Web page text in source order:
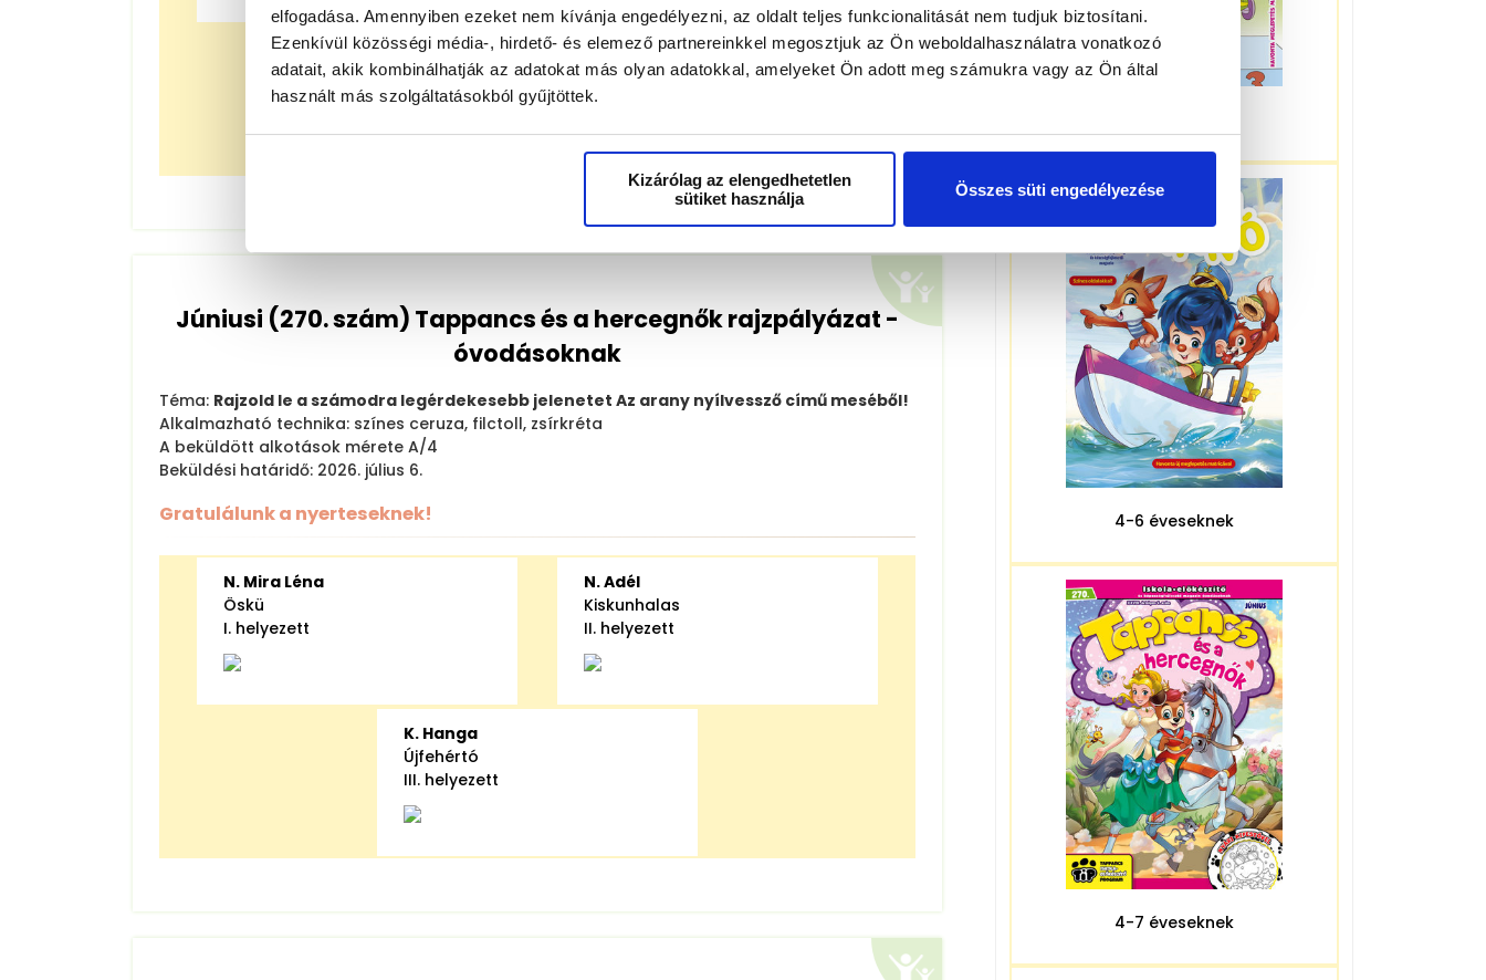
elfogadása. Amennyiben ezeket nem kívánja engedélyezni, az oldalt teljes funkcionalitását nem tudjuk biztosítani.
Ezenkívül közösségi média-, hirdető- és elemező partnereinkkel megosztjuk az Ön weboldalhasználatra vonatkozó
adatait, akik kombinálhatják az adatokat más olyan adatokkal, amelyeket Ön adott meg számukra vagy az Ön által
használt más szolgáltatásokból gyűjtöttek.
Kizárólag az elengedhetetlen
sütiket használja
Összes süti engedélyezése
K. Kristóf
Debrecen
III. helyezett
Júniusi (270. szám) Tappancs és a hercegnők rajzpályázat -
óvodásoknak
Téma: Rajzold le a számodra legérdekesebb jelenetet Az arany nyílvessző című meséből!
Alkalmazható technika: színes ceruza, filctoll, zsírkréta
A beküldött alkotások mérete A/4
Beküldési határidő: 2026. július 6.
Gratulálunk a nyerteseknek!
N. Mira Léna
Öskü
I. helyezett
N. Adél
Kiskunhalas
II. helyezett
K. Hanga
Újfehértó
III. helyezett
4-6 éveseknek
4-7 éveseknek